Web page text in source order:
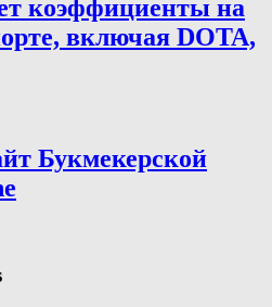
коэффициенты на
включая DOTA,
Букмекерской